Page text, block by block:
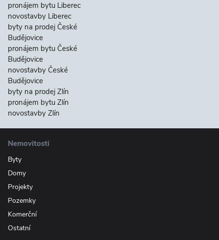
pronájem bytu Liberec
novostavby Liberec
byty na prodej České
Budějovice
pronájem bytu České
Budějovice
novostavby České
Budějovice
byty na prodej Zlín
pronájem bytu Zlín
novostavby Zlín
Nemovitosti
Byty
Domy
Projekty
Pozemky
Komerční
Ostatní